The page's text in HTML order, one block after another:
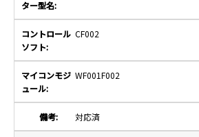
CF002
WF001F002
対応済